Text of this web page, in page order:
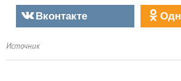
Вконтакте
Источник